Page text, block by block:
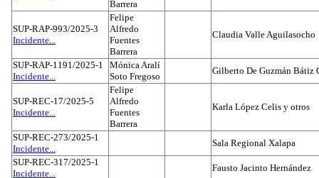
Barrera
SUP-RAP-993/2025-3
Incidente...
Felipe
Alfredo
Fuentes
Barrera
Claudia Valle Aguilasocho
SUP-RAP-1191/2025-1
Incidente...
Mónica Aralí
Soto Fregoso
Gilberto De Guzmán Bátiz
SUP-REC-17/2025-5
Incidente...
Felipe
Alfredo
Fuentes
Barrera
Karla López Celis y otros
SUP-REC-273/2025-1
Incidente...
Sala Regional Xalapa
SUP-REC-317/2025-1
Incidente...
Fausto Jacinto Hernández